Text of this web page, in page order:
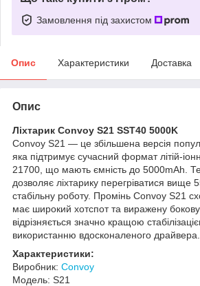
Замовлення під захистом
Опис Характеристики Доставка
Опис
Ліхтарик Convoy S21 SST40 5000K
Convoy S21 — це збільшена версія
яка підтримує сучасний формат літій-
21700, що мають ємність до 5000mAh.
дозволяє ліхтарику перегріватися вище
стабільну роботу. Промінь Convoy S21
має широкий хотспот та виражену бокову
відрізняється значно кращою
використанню вдосконаленого драйвера.
Характеристики:
Виробник: Convoy
Модель: S21